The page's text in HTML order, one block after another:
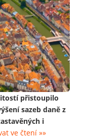
přistoupilo
sazeb daně z
i
ve čtení »»